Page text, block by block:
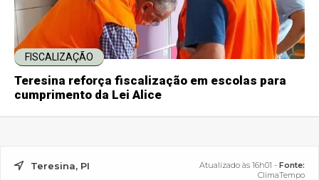
FISCALIZAÇÃO
Teresina reforça fiscalização em escolas para
cumprimento da Lei Alice
Teresina, PI Atualizado às 16h01 - Fonte:
ClimaTempo